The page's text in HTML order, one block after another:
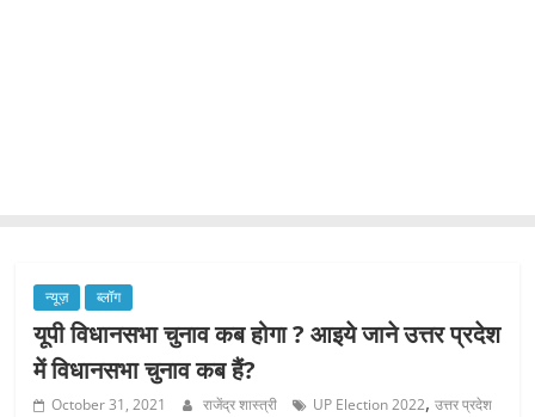
न्यूज़ ब्लॉग
यूपी विधानसभा चुनाव कब होगा ? आइये जाने उत्तर प्रदेश
में विधानसभा चुनाव कब हैं?
October 31, 2021 राजेंद्र शास्त्री UP Election 2022,उत्तर प्रदेश